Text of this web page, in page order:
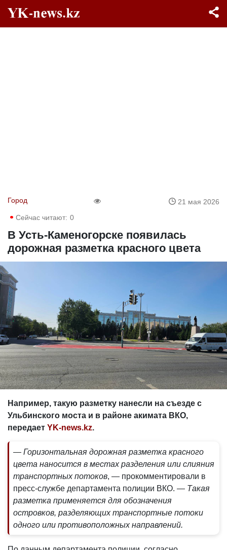
Город
21 мая 2026
Сейчас читают: 0
В Усть-Каменогорске появилась
дорожная разметка красного цвета
Например, такую разметку нанесли на съезде с
Ульбинского моста и в районе акимата ВКО,
передаетYK-news.kz.
— Горизонтальная дорожная разметка красного
цвета наносится в местах разделения или слияния
транспортных потоков, — прокомментировали в
пресс-службе департамента полиции ВКО. — Такая
разметка применяется для обозначения
островков, разделяющих транспортные потоки
одного или противоположных направлений.